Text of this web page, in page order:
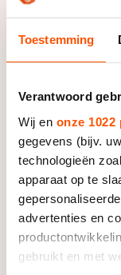
Toestemming
Verantwoord
Wij en onze 1022
gegevens (bijv.
technologieën
apparaat op te
advertenties en
gebruikt en met
Deze zomer de
Waar kan ik
Alles voor jou als
Evenementen
Tickets
Livestreams
Word schaatsfan!
Winacties
Olympische
Medaille overzicht
Medaillespiegel
Olympische
Van Jong tot